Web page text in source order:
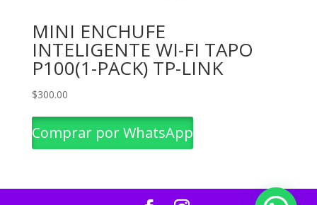
MINI ENCHUFE
INTELIGENTE WI-FI TAPO
P100(1-PACK) TP-LINK
$300.00
Comprar por WhatsApp